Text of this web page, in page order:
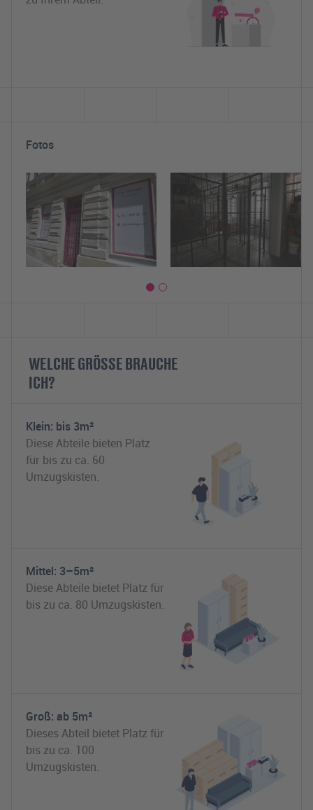
Fotos
WELCHE GRÖSSE BRAUCHE I
CH?
Klein: bis 3m²
Diese Abteile bieten Platz
für bis zu ca. 60
Umzugskisten.
Mittel: 3–5m²
Diese Abteile bietet Platz für
bis zu ca. 80 Umzugskisten.
Groß: ab 5m²
Dieses Abteil bietet Platz für
bis zu ca. 100
Umzugskisten.